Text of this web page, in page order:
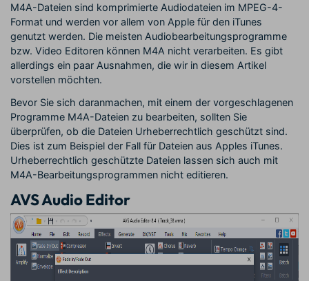
Creator
Monetarisierungs-
Programm
Monetarisieren Sie
Ihren Einfluss mit Filmora
Freunde-werben-
Programm
An Freunde empfehlen,
Belohnungen erhalten
M4A-Dateien sind komprimierte Audiodateien im MPEG-4-
Format und werden vor allem von Apple für den iTunes
genutzt werden. Die meisten Audiobearbeitungsprogramme
bzw. Video Editoren können M4A nicht verarbeiten. Es gibt
allerdings ein paar Ausnahmen, die wir in diesem Artikel
vorstellen möchten.
Bevor Sie sich daranmachen, mit einem der vorgeschlagenen
Programme M4A-Dateien zu bearbeiten, sollten Sie
überprüfen, ob die Dateien Urheberrechtlich geschützt sind.
Dies ist zum Beispiel der Fall für Dateien aus Apples iTunes.
Urheberrechtlich geschützte Dateien lassen sich auch mit
M4A-Bearbeitungsprogrammen nicht editieren.
AVS Audio Editor